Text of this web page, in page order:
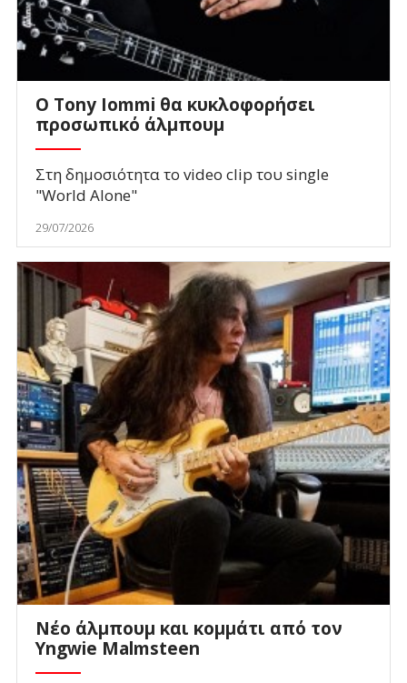
Ο Tony Iommi θα κυκλοφορήσει
προσωπικό άλμπουμ
Στη δημοσιότητα το video clip του single
"World Alone"
29/07/2026
Νέο άλμπουμ και κομμάτι από τον
Yngwie Malmsteen